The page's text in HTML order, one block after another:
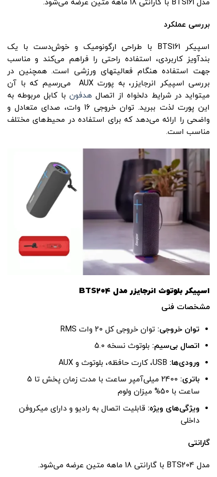
مدل BTS161 با گارانتی 18 ماهه متین عرضه می‌شود.
بررسی عملکرد
اسپیکر BTS161 با طراحی ارگونومیک و خوش‌دست با یک
بندآویز کاربردی، استفاده راحتی را فراهم می‌کند و مناسب
جهت استفاده هنگام فعالیتهای ورزشی است. همچنین در
بررسی اسپیکر انرجایزر، به پورت AUX می‌رسیم که با آن
میتواید در شرایط دلخواه از اتصالهدفون با کابل مربوطه به
این پورت لذت ببرید. توان خروجی 16 وات، صدای متعادل و
واضحی را ارائه می‌دهد که برای استفاده در محیط‌های مختلف
مناسب است.
اسپیکر بلوتوث انرجایزر مدل BTS204
مشخصات فنی
توان خروجی: توان خروجی کل 20 وات RMS
اتصال بی‌سیم: بلوتوث نسخه 5.0
ورودی‌ها: USB، کارت حافظه، بلوتوث و AUX
باتری:
2400 میلی‌آمپر ساعت با مدت زمان پخش تا 5
ساعت با 50% میزان ولوم
ویژگی‌های ویژه: قابلیت اتصال به رادیو و دارای میکروفن
داخلی
گارانتی
مدل BTS204 با گارانتی 18 ماهه متین عرضه می‌شود.